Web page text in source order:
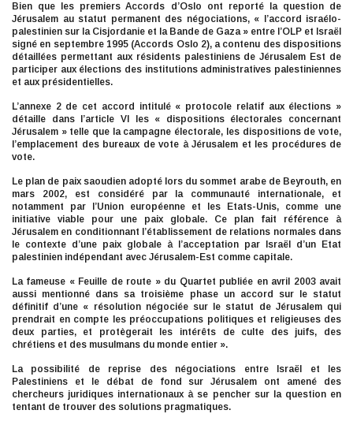
Bien que les premiers Accords d’Oslo ont reporté la question de
Jérusalem au statut permanent des négociations, « l’accord israélo-
palestinien sur la Cisjordanie et la Bande de Gaza » entre l’OLP et Israël
signé en septembre 1995 (Accords Oslo 2), a contenu des dispositions
détaillées permettant aux résidents palestiniens de Jérusalem Est de
participer aux élections des institutions administratives palestiniennes
et aux présidentielles.
L’annexe 2 de cet accord intitulé « protocole relatif aux élections »
détaille dans l’article VI les « dispositions électorales concernant
Jérusalem » telle que la campagne électorale, les dispositions de vote,
l’emplacement des bureaux de vote à Jérusalem et les procédures de
vote.
Le plan de paix saoudien adopté lors du sommet arabe de Beyrouth, en
mars 2002, est considéré par la communauté internationale, et
notamment par l’Union européenne et les Etats-Unis, comme une
initiative viable pour une paix globale. Ce plan fait référence à
Jérusalem en conditionnant l’établissement de relations normales dans
le contexte d’une paix globale à l’acceptation par Israël d’un Etat
palestinien indépendant avec Jérusalem-Est comme capitale.
La fameuse « Feuille de route » du Quartet publiée en avril 2003 avait
aussi mentionné dans sa troisième phase un accord sur le statut
définitif d’une « résolution négociée sur le statut de Jérusalem qui
prendrait en compte les préoccupations politiques et religieuses des
deux parties, et protègerait les intérêts de culte des juifs, des
chrétiens et des musulmans du monde entier ».
La possibilité de reprise des négociations entre Israël et les
Palestiniens et le débat de fond sur Jérusalem ont amené des
chercheurs juridiques internationaux à se pencher sur la question en
tentant de trouver des solutions pragmatiques.